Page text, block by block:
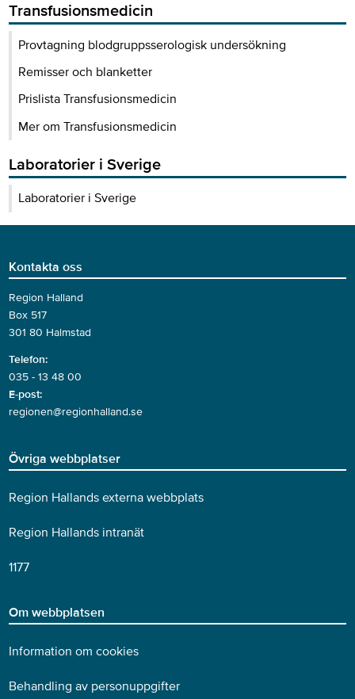
Transfusionsmedicin
Provtagning blodgruppsserologisk undersökning
Remisser och blanketter
Prislista Transfusionsmedicin
Mer om Transfusionsmedicin
Laboratorier i Sverige
Laboratorier i Sverige
Kontakta oss
Region Halland
Box 517
301 80 Halmstad
Telefon:
035 - 13 48 00
E-post:
regionen@regionhalland.se
Övriga webbplatser
Region Hallands externa webbplats
Region Hallands intranät
1177
Om webbplatsen
Information om cookies
Behandling av personuppgifter